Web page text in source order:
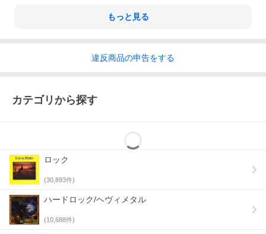
もっと見る
違反商品の申告をする
カテゴリから探す
ロック
(30,893件)
ハードロック/ヘヴィメタル
(10,688件)